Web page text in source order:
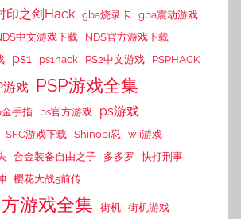
印之剑Hack gba烧录卡 gba震动游戏
中文游戏下载
NDS官方游戏下载
ps1 ps1hack PS2中文游戏 PSPHACK
游戏 PSP游戏全集
手指 ps官方游戏 ps游戏
SFC游戏下载 Shinobi忍
wii游戏
合金装备自由之子 多多罗
快打刑事
樱花大战5前传
游戏全集 街机 街机游戏